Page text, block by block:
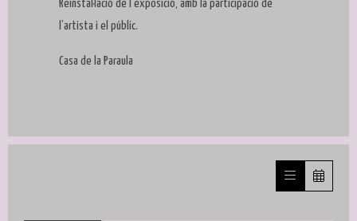
Reinstal·lació de l’exposició, amb la participació de
l’artista i el públic.
Casa de la Paraula